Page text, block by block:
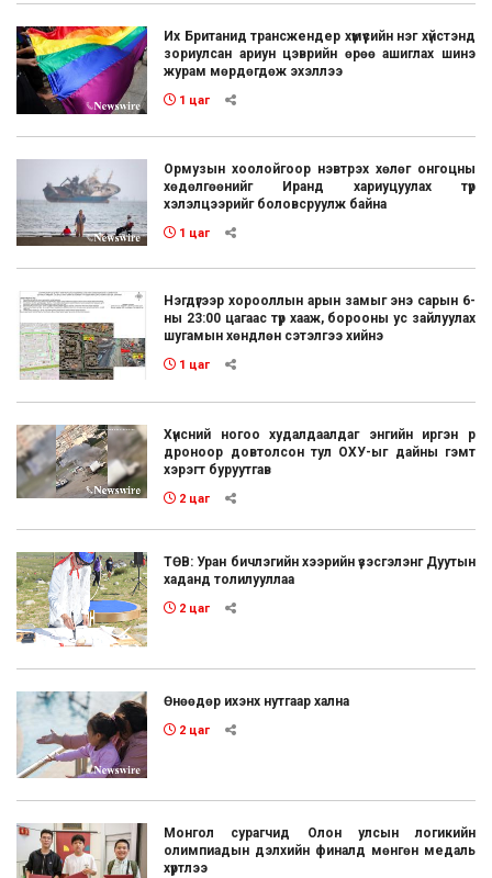
Их Британид трансжендер хүмүүсийн нэг хүйстэнд
зориулсан ариун цэврийн өрөө ашиглах шинэ
журам мөрдөгдөж эхэллээ
1 цаг
Ормузын хоолойгоор нэвтрэх хөлөг онгоцны
хөдөлгөөнийг Иранд хариуцуулах түр
хэлэлцээрийг боловсруулж байна
1 цаг
Нэгдүгээр хорооллын арын замыг энэ сарын 6-
ны 23:00 цагаас түр хааж, борооны ус зайлуулах
шугамын хөндлөн сэтэлгээ хийнэ
1 цаг
Хүнсний ногоо худалдаалдаг энгийн иргэн рүү
дроноор довтолсон тул ОХУ-ыг дайны гэмт
хэрэгт буруутгав
2 цаг
ТӨВ: Уран бичлэгийн хээрийн үзэсгэлэнг Дуутын
хаданд толилууллаа
2 цаг
Өнөөдөр ихэнх нутгаар хална
2 цаг
Монгол сурагчид Олон улсын логикийн
олимпиадын дэлхийн финалд мөнгөн медаль
хүртлээ